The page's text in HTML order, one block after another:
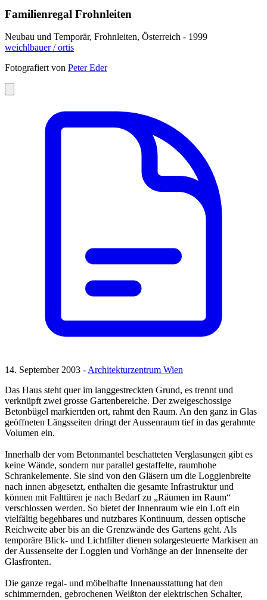
Familienregal Frohnleiten
Neubau und Temporär, Frohnleiten, Österreich - 1999
weichlbauer / ortis
Fotografiert von Peter Eder
14. September 2003 -Architekturzentrum Wien
Das Haus steht quer im langgestreckten Grund, es trennt und
verknüpft zwei grosse Gartenbereiche. Der zweigeschossige
Betonbügel markiertden ort, rahmt den Raum. An den ganz in Glas
geöffneten Längsseiten dringt der Aussenraum tief in das gerahmte
Volumen ein.
Innerhalb der vom Betonmantel beschatteten Verglasungen gibt es
keine Wände, sondern nur parallel gestaffelte, raumhohe
Schrankelemente. Sie sind von den Gläsern um die Loggienbreite
nach innen abgesetzt, enthalten die gesamte Infrastruktur und
können mit Falttüren je nach Bedarf zu „Räumen im Raum“
verschlossen werden. So bietet der Innenraum wie ein Loft ein
vielfältig begehbares und nutzbares Kontinuum, dessen optische
Reichweite aber bis an die Grenzwände des Gartens geht. Als
temporäre Blick- und Lichtfilter dienen solargesteuerte Markisen an
der Aussenseite der Loggien und Vorhänge an der Innenseite der
Glasfronten.
Die ganze regal- und möbelhafte Innenausstattung hat den
schimmernden, gebrochenen Weißton der elektrischen Schalter,